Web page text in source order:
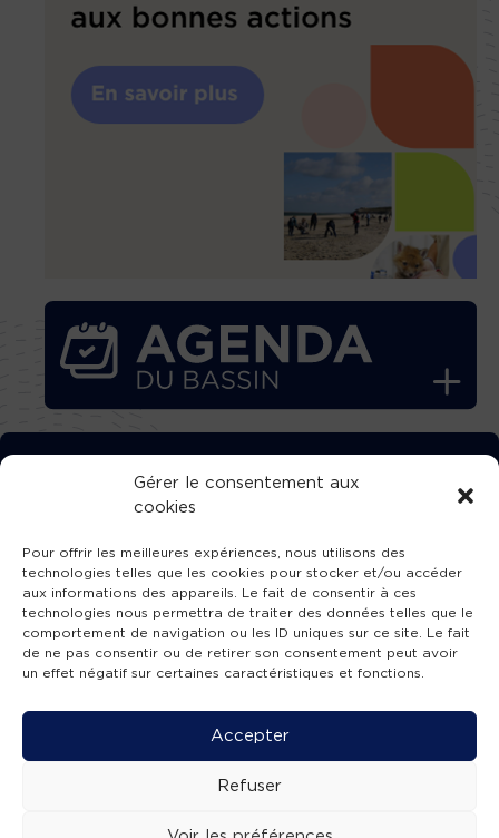
Gérer le consentement aux
cookies
Pour offrir les meilleures expériences, nous utilisons des
technologies telles que les cookies pour stocker et/ou accéder
aux informations des appareils. Le fait de consentir à ces
technologies nous permettra de traiter des données telles que le
comportement de navigation ou les ID uniques sur ce site. Le fait
de ne pas consentir ou de retirer son consentement peut avoir
un effet négatif sur certaines caractéristiques et fonctions.
Accepter
Refuser
TÉLÉCHARGEZ GRATUITEMENT
L’APPLICATION TVBA !
SUIVEZ-NOUS !
Mentions légales -Accessibilité